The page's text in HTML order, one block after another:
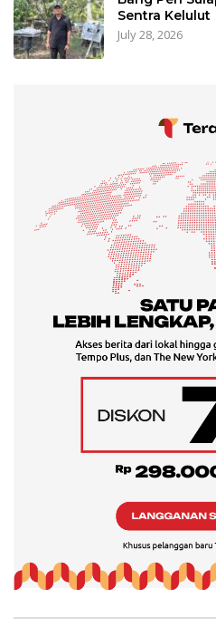
Sentra Kelulut
July 28, 2026